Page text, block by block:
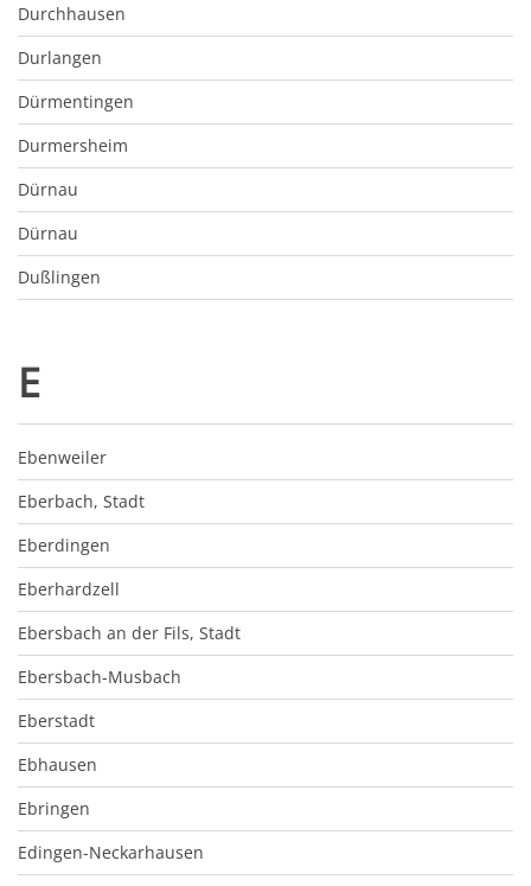
Durchhausen
Durlangen
Dürmentingen
Durmersheim
Dürnau
Dürnau
Dußlingen
E
Ebenweiler
Eberbach, Stadt
Eberdingen
Eberhardzell
Ebersbach an der Fils, Stadt
Ebersbach-Musbach
Eberstadt
Ebhausen
Ebringen
Edingen-Neckarhausen